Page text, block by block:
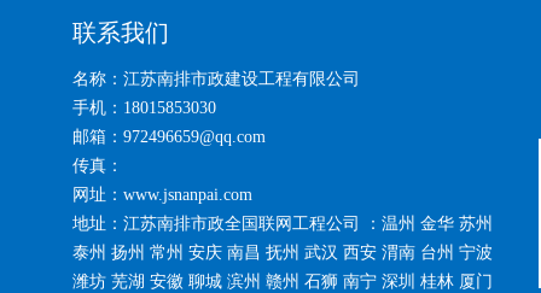
联系我们
名称：江苏南排市政建设工程有限公司
手机：18015853030
邮箱：972496659@qq.com
传真：
网址：www.jsnanpai.com
地址：江苏南排市政全国联网工程公司 ：温州 金华 苏州
泰州 扬州 常州 安庆 南昌 抚州 武汉 西安 渭南 台州 宁波
潍坊 芜湖 安徽 聊城 滨州 赣州 石狮 南宁 深圳 桂林 厦门